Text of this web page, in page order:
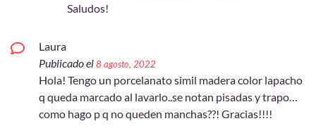
Saludos!
Laura
Publicado el8 agosto, 2022
Hola! Tengo un porcelanato simil madera color lapacho
q queda marcado al lavarlo..se notan pisadas y trapo…
como hago p q no queden manchas??! Gracias!!!!